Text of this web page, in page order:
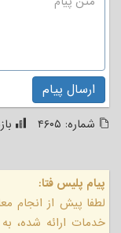
ارسال پیام
شماره: ۴۶۰۵
پیام پلیس فتا:
لطفا پیش از انجام
خدمات ارائه شده،